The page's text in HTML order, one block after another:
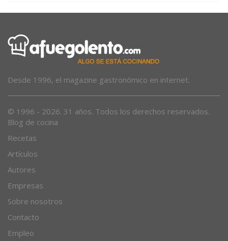
Desde 1996, el magazine gastronómico en internet.
© 1996 - 2026. 31 años. Todos los derechos reservados.
Blog de cocina
Recetas
Artículos
Autores
Empresas
Sobre nosotros
Contacto
Empleo